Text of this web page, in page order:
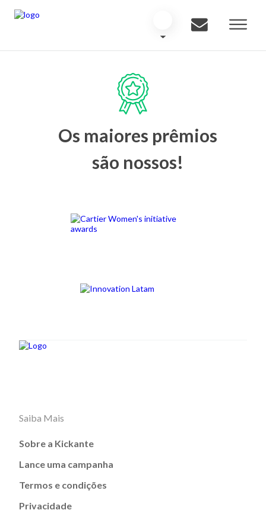
Os maiores prêmios
são nossos!
Saiba Mais
Sobre a Kickante
Lance uma campanha
Termos e condições
Privacidade